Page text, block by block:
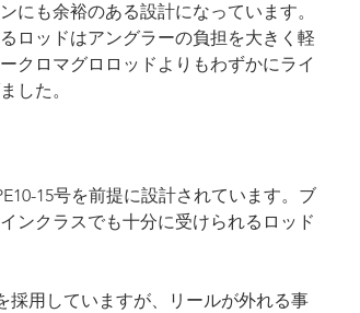
にも余裕のある設計になっています。
ロッドはアングラーの負担を大きく軽
クロマグロロッドよりもわずかにライ
した。
15号を前提に設計されています。ブ
ンクラスでも十分に受けられるロッド
採用していますが、リールが外れる事